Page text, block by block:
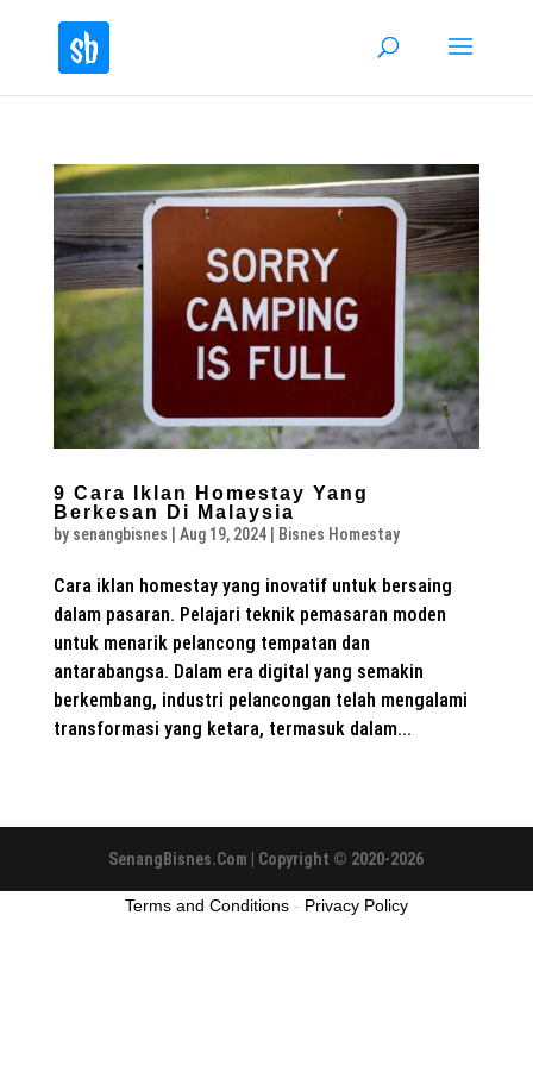
9 Cara Iklan Homestay Yang
Berkesan Di Malaysia
by senangbisnes Aug 19, 2024| Bisnes Homestay
Cara iklan homestay yang inovatif untuk bersaing
dalam pasaran. Pelajari teknik pemasaran moden
untuk menarik pelancong tempatan dan
antarabangsa. Dalam era digital yang semakin
berkembang, industri pelancongan telah mengalami
transformasi yang ketara, termasuk dalam...
SenangBisnes.Com | Copyright © 2020-2026
Terms and Conditions - Privacy Policy